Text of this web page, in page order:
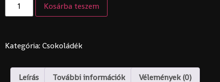
Kosárba teszem
Kategória:Csokoládék
Leírás További információk Vélemények (0)